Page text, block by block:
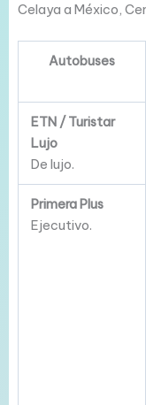
Celaya a México,
Autobuses
ETN / Turistar
Lujo
De lujo.
Primera Plus
Ejecutivo.